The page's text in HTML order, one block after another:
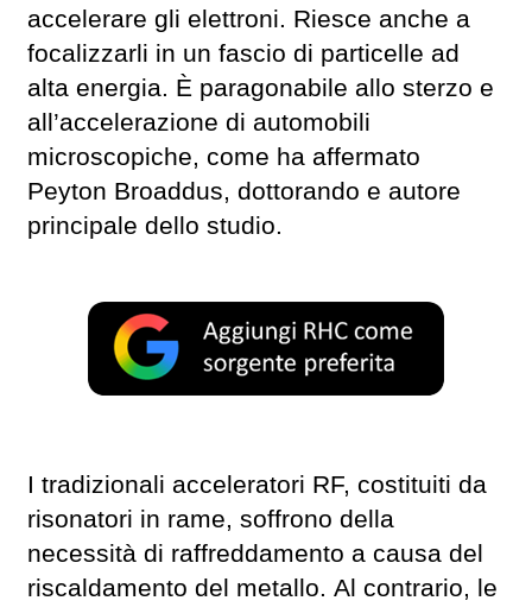
accelerare gli elettroni. Riesce anche a
focalizzarli in un fascio di particelle ad
alta energia. È paragonabile allo sterzo e
all’accelerazione di automobili
microscopiche, come ha affermato
Peyton Broaddus, dottorando e autore
principale dello studio.
I tradizionali acceleratori RF, costituiti da
risonatori in rame, soffrono della
necessità di raffreddamento a causa del
riscaldamento del metallo. Al contrario, le